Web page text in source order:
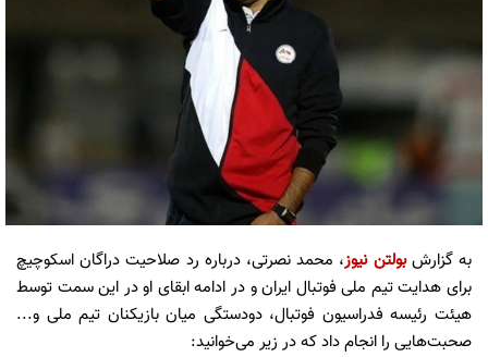
به گزارشبولتن نیوز، محمد نصرتی، درباره رد صلاحیت دراگان اسکوچیچ
برای هدایت تیم ملی فوتبال ایران و در ادامه ابقای او در این سمت توسط
هیئت رئیسه فدراسیون فوتبال، دودستگی میان بازیکنان تیم ملی و...
صحبت‌هایی را انجام داد که در زیر می‌خوانید: